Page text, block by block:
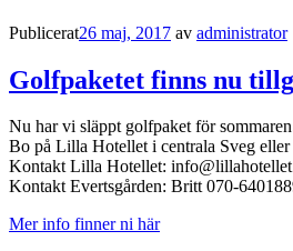
Publicerat26 maj, 2017 av administrator
Golfpaketet finns nu
Nu har vi släppt golfpaket för
Bo på Lilla Hotellet i centrala Sveg
Kontakt Lilla Hotellet:
Kontakt Evertsgården: Britt 070-
Mer info finner ni här